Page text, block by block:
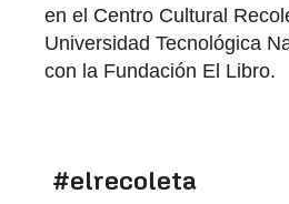
en el Centro Cultural
Universidad Tecnológica
con la Fundación El Libro.
#elrecoleta